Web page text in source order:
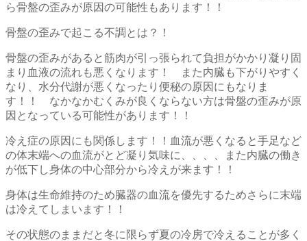
ら骨盤の歪みが原因の可能性もあります！！
骨盤の歪みで起こる不調とは？！
骨盤の歪みがあると筋肉が引っ張られて負担がかかり凝り固
まり血液の流れも悪くなります！ また内臓も下がりやすく
なり、水分代謝が悪くなったり便秘の原因にもなりま
す！！ なかなかむくみが良くならない方は骨盤の歪みが原
因となっている可能性があります！！
冷え症の原因にも関係します！！血流が悪くなると手足など
の体末端への血流がとど凝り気味に、、、、また内臓の働き
が低下し身体の中心部分から冷えが来ます！！
身体は生命維持のため臓器の血流を優先するためさらに末端
は冷えてしまいます！！
その状態のままだと冬に限らず夏の冷房で冷えることが多く